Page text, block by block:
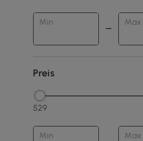
Min Max
Preis
529
Min Max